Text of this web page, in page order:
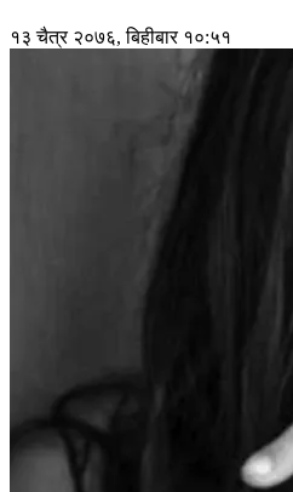
१३ चैत्र २०७६, बिहीबार १०:५१